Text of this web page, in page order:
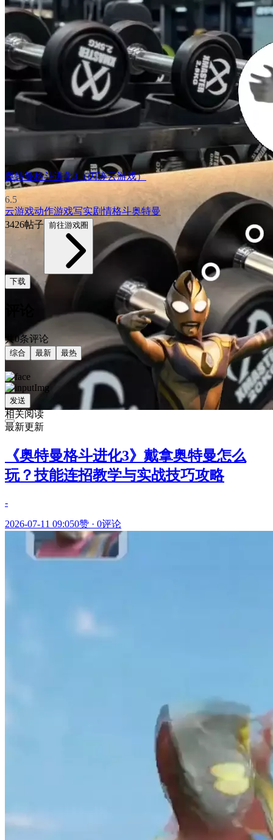
奥特曼格斗进化3（闪迹云游戏）
6.5
云游戏动作游戏写实剧情格斗奥特曼
3426帖子 前往游戏圈
下载
共0条评论
综合 最新 最热
发送
相关阅读
最新更新
《奥特曼格斗进化3》戴拿奥特曼怎么
玩？技能连招教学与实战技巧攻略
-
2026-07-11 09:050赞 · 0评论